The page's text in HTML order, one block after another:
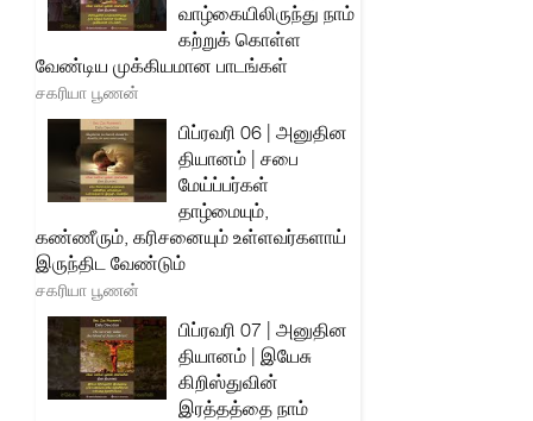
வாழ்கையிலிருந்து நாம்
கற்றுக் கொள்ள
வேண்டிய முக்கியமான பாடங்கள்
சகரியா பூணன்
பிப்ரவரி 06 | அனுதின
தியானம் | சபை
மேய்ப்பர்கள்
தாழ்மையும்,
கண்ணீரும், கரிசனையும் உள்ளவர்களாய்
இருந்திட வேண்டும்
சகரியா பூணன்
பிப்ரவரி 07 | அனுதின
தியானம் | இயேசு
கிறிஸ்துவின்
இரத்தத்தை நாம்